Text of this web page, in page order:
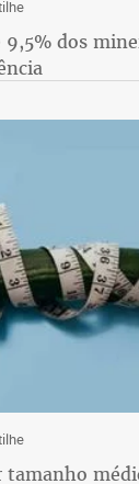
9,5% dos
tamanho